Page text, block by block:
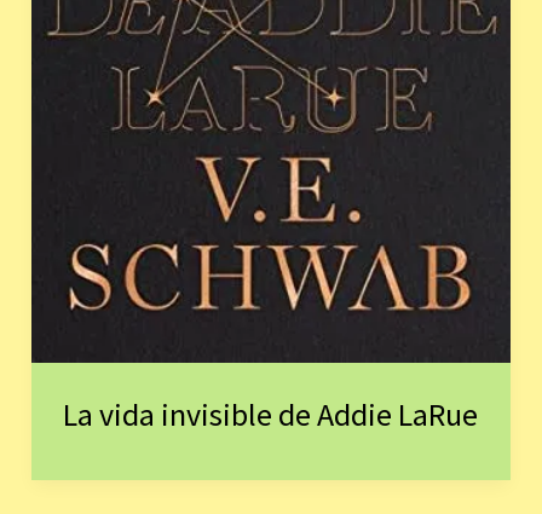
La vida invisible de Addie LaRue